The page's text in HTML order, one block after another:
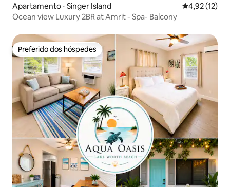
Apartamento ⋅ Singer Island 4,92 de uma
4,92 (12)
Ocean view Luxury 2BR at Amrit - Spa- Balcony
Preferido dos hóspedes
Preferido dos hóspedes